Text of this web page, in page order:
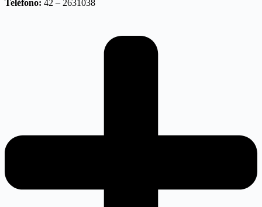
Teléfono: 42 – 2631038